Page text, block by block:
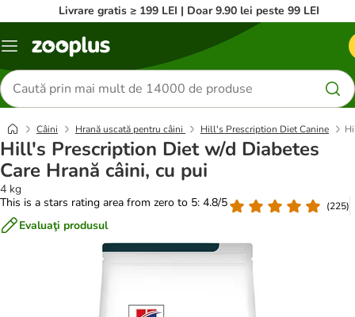
Livrare gratis ≥ 199 LEI | Doar 9.90 lei peste 99 LEI
Categorii
Căutare
produse
Câini Hrană uscată pentru câini Hill's Prescription Diet Canine
Hill's Prescription Diet w/d Diabetes
Care Hrană câini, cu pui
4 kg
This is a stars rating area from zero to 5: 4.8/5
(225)
Evaluaţi produsul